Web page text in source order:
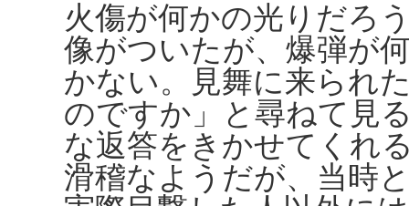
火傷が何かの光りだろ
像がついたが、爆弾が
かない。見舞に来られ
のですか」と尋ねて見
な返答をきかせてくれ
滑稽なようだが、当時